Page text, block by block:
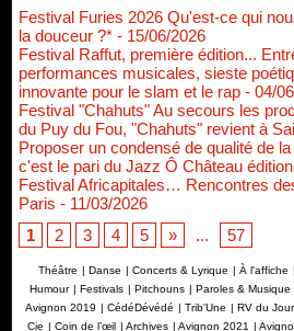
Festival Furies 2026 Qu'est-ce qui
la douceur ?* - 15/06/2026
Festival Raffut, première édition...
performances musicales, sieste
innovante pour le slam et le rap - 04/
Festival "Chahuts" Au secours les
du Puy du Fou, "Chahuts" revient à
Proposer un condensé de qualité de
c'est le pari du Jazz Ô Château
Festival Africapitales… Rencontres
Paris - 11/03/2026
1
2 3 4 5 » ... 57
Théâtre | Danse | Concerts & Lyrique | À l'affiche |
Humour | Festivals | Pitchouns | Paroles & Musique
Avignon 2019 | CédéDévédé | Trib'Une | RV du Jour
Cie | Coin de l’œil | Archives | Avignon 2021 |